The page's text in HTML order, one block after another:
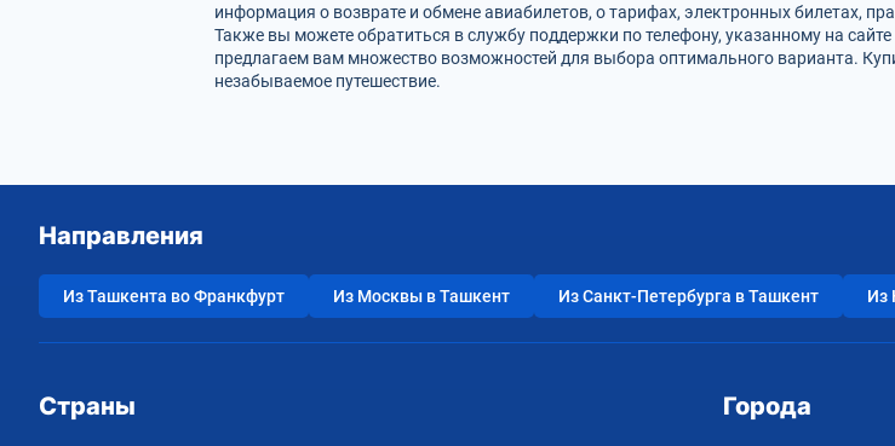
информация о возврате и обмене авиабилетов, о тарифах, электронных билетах,
Также вы можете обратиться в службу поддержки по телефону, указанному на
предлагаем вам множество возможностей для выбора оптимального варианта.
незабываемое путешествие.
Направления
Из Ташкента во Франкфурт Из Москвы в Ташкент Из Санкт-Петербурга в Ташкент Из
Страны Города